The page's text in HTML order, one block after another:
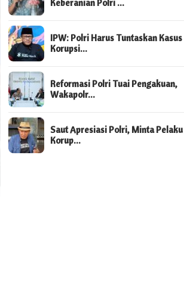
Keberanian Polri …
IPW: Polri Harus Tuntaskan Kasus
Korupsi…
Reformasi Polri Tuai Pengakuan,
Wakapolr…
Saut Apresiasi Polri, Minta Pelaku
Korup…